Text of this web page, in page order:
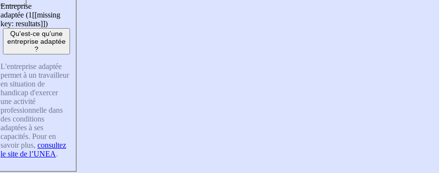
Entreprise
adaptée (1 [[missing
key: resultats]])
Qu'est-ce qu'une
entreprise adaptée
?
L'entreprise adaptée
permet à un travailleur
en situation de
handicap d'exercer
une activité
professionnelle dans
des conditions
adaptées à ses
capacités. Pour en
savoir plus, consultez
le site de l’UNEA.